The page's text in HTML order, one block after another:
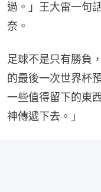
過。」王大雷一句
奈。
足球不是只有勝負
的最後一次世界杯
一些值得留下的東
神傳遞下去。」